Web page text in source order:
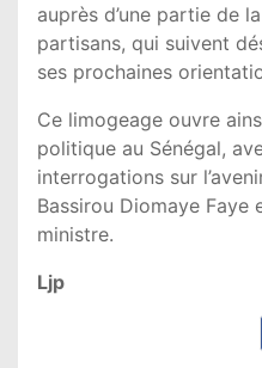
auprès d’une partie de
partisans, qui suivent
ses prochaines
Ce limogeage ouvre
politique au Sénégal,
interrogations sur
Bassirou Diomaye Faye
ministre.
Ljp